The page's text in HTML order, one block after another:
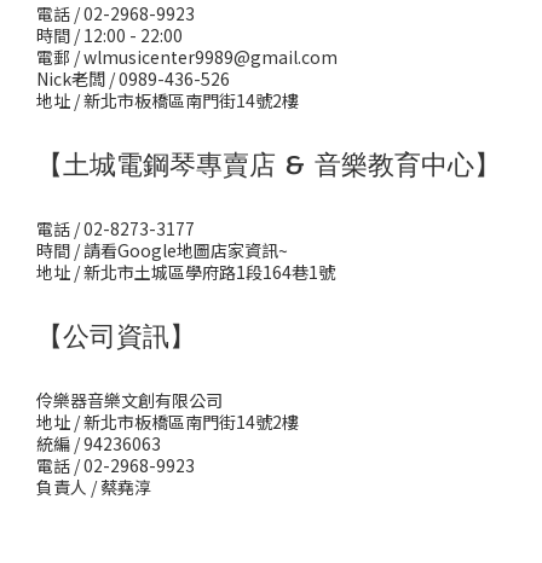
電話 / 02-2968-9923
時間 / 12:00 - 22:00
電郵 / wlmusicenter9989@gmail.com
Nick老闆 / 0989-436-526
地址 / 新北市板橋區南門街14號2樓
【土城電鋼琴專賣店 & 音樂教育中心】
電話 / 02-8273-3177
時間 / 請看Google地圖店家資訊~
地址 / 新北市土城區學府路1段164巷1號
【公司資訊】
伶樂器音樂文創有限公司
地址 / 新北市板橋區南門街14號2樓
統編 / 94236063
電話 / 02-2968-9923
負責人 / 蔡堯淳